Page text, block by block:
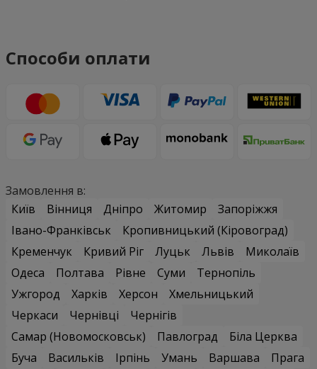
Способи оплати
Замовлення в:
Київ
Вінниця Дніпро Житомир
Запоріжжя
Івано-Франківськ
Кропивницький (Кіровоград)
Кременчук
Кривий Ріг Луцьк Львів
Миколаїв
Одеса
Полтава Рівне Суми
Тернопіль
Ужгород
Харків Херсон
Хмельницький
Черкаси
Чернівці
Чернігів
Самар (Новомосковськ)
Павлоград
Біла Церква
Буча
Васильків Ірпінь Умань Варшава
Прага